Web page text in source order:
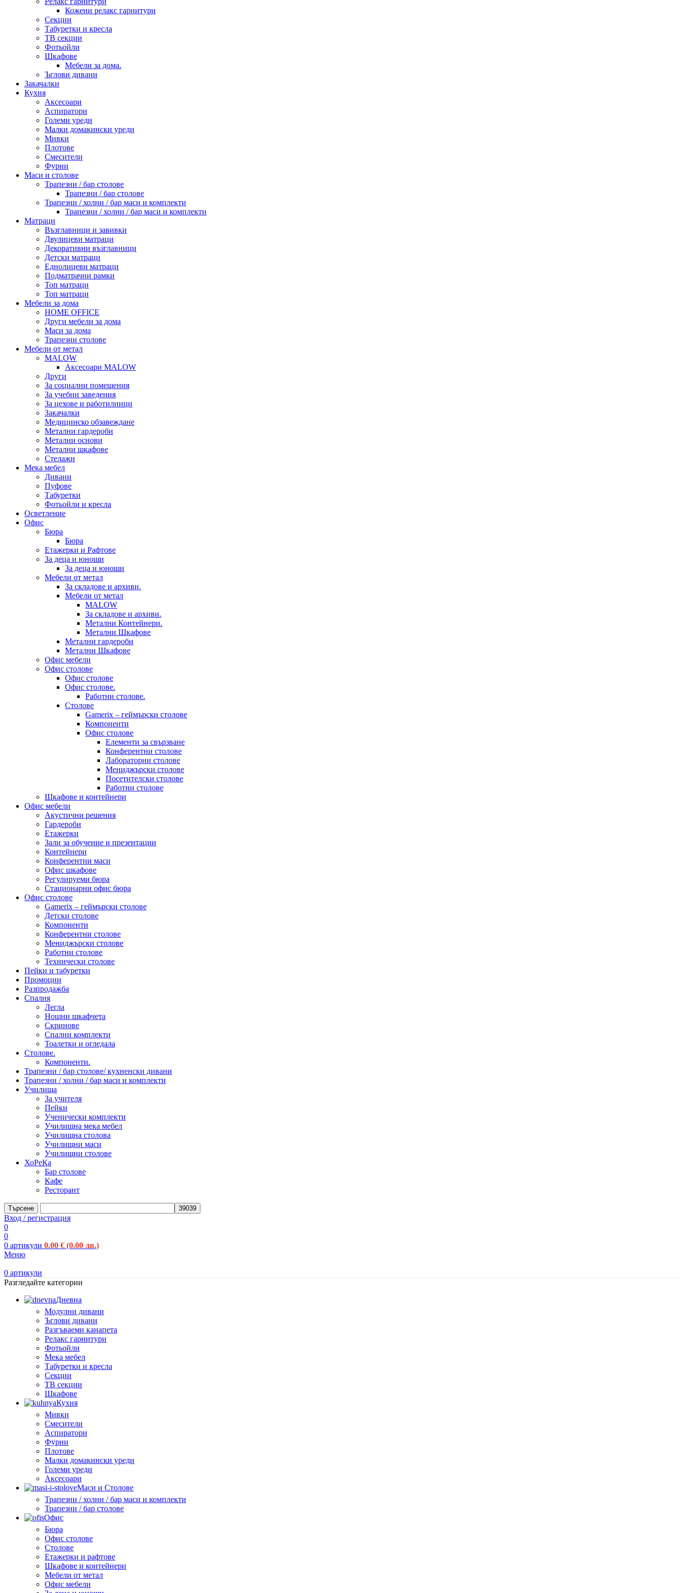
Кожени релакс гарнитури
Секции
Табуретки и кресла
ТВ секции
Фотьойли
Шкафове
Мебели за дома.
Ъглови дивани
Закачалки
Кухня
Аксесоари
Аспиратори
Големи уреди
Малки домакински уреди
Мивки
Плотове
Смесители
Фурни
Маси и столове
Трапезни / бар столове
Трапезни / бар столове
Трапезни / холни / бар маси и комплекти
Трапезни / холни / бар маси и комплекти
Матраци
Възглавници и завивки
Двулицеви матраци
Декоративни възглавници
Детски матраци
Еднолицеви матраци
Подматрачни рамки
Топ матраци
Топ матраци
Мебели за дома
HOME OFFICE
Други мебели за дома
Маси за дома
Трапезни столове
Мебели от метал
MALOW
Аксесоари MALOW
Други
За социални помещения
За учебни заведения
За цехове и работилници
Закачалки
Медицинско обзавеждане
Метални гардероби
Метални основи
Метални шкафове
Стелажи
Мека мебел
Дивани
Пуфове
Табуретки
Фотьойли и кресла
Осветление
Офис
Бюра
Бюра
Етажерки и Рафтове
За деца и юноши
За деца и юноши
Мебели от метал
За складове и архиви.
Мебели от метал
MALOW
За складове и архиви.
Метални Контейнери.
Метални Шкафове
Метални гардероби
Метални Шкафове
Офис мебели
Офис столове
Офис столове
Офис столове.
Работни столове.
Столове
Gamerix – геймърски столове
Компоненти
Офис столове
Елементи за свързване
Конферентни столове
Лабораторни столове
Мениджърски столове
Посетителски столове
Работни столове
Шкафове и контейнери
Офис мебели
Акустични решения
Гардероби
Етажерки
Зали за обучение и презентации
Контейнери
Конферентни маси
Офис шкафове
Регулируеми бюра
Стационарни офис бюра
Офис столове
Gamerix – геймърски столове
Детски столове
Компоненти
Конферентни столове
Мениджърски столове
Работни столове
Технически столове
Пейки и табуретки
Промоции
Разпродажба
Спалня
Легла
Нощни шкафчета
Скринове
Спални комплекти
Тоалетки и огледала
Столове.
Компоненти.
Трапезни / бар столове/ кухненски дивани
Трапезни / холни / бар маси и комплекти
Училища
За учителя
Пейки
Ученически комплекти
Училищна мека мебел
Училищна столова
Училищни маси
Училищни столове
ХоРеКа
Бар столове
Кафе
Ресторант
Търсене
Вход / регистрация
0
0
0 артикули 0.00 € (0.00 лв.)
Меню
0 артикули
Разгледайте категории
Дневна
Модулни дивани
Ъглови дивани
Разгъваеми канапета
Релакс гарнитури
Фотьойли
Мека мебел
Табуретки и кресла
Секции
ТВ секции
Шкафове
Кухня
Мивки
Смесители
Аспиратори
Фурни
Плотове
Малки домакински уреди
Големи уреди
Аксесоари
Маси и Столове
Трапезни / холни / бар маси и комплекти
Трапезни / бар столове
Офис
Бюра
Офис столове
Столове
Етажерки и рафтове
Шкафове и контейнери
Мебели от метал
Офис мебели